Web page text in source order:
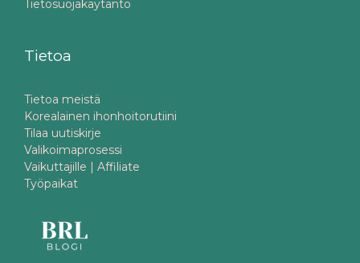
Tietosuojakäytäntö
Tietoa
Tietoa meistä
Korealainen ihonhoitorutiini
Tilaa uutiskirje
Valikoimaprosessi
Vaikuttajille | Affiliate
Työpaikat